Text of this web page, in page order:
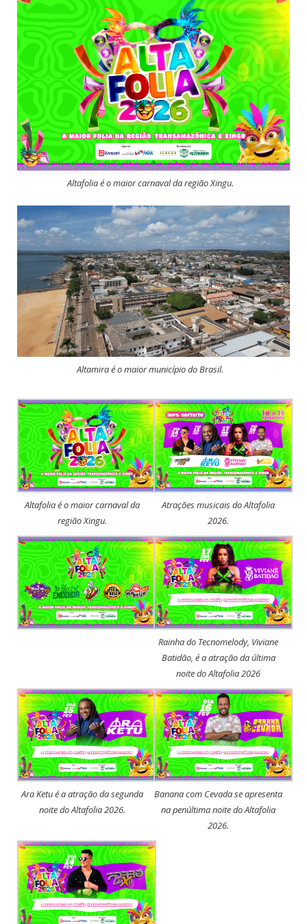
Altafolia é o maior carnaval da região Xingu.
Altamira é o maior município do Brasil.
Altafolia é o maior carnaval da
região Xingu.
Atrações musicais do Altafolia
2026.
Rainha do Tecnomelody, Viviane
Batidão, é a atração da última
noite do Altafolia 2026
Ara Ketu é a atração da segunda
noite do Altafolia 2026.
Banana com Cevada se apresenta
na penúltima noite do Altafolia
2026.